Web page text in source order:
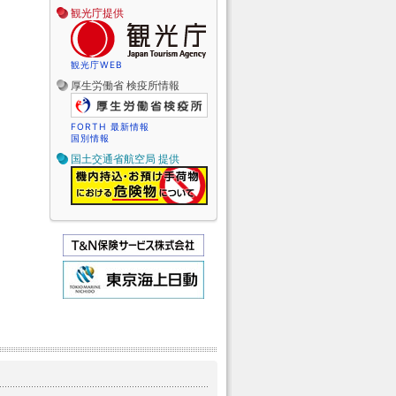
観光庁提供
観光庁WEB
厚生労働省 検疫所情報
FORTH 最新情報
国別情報
国土交通省航空局 提供